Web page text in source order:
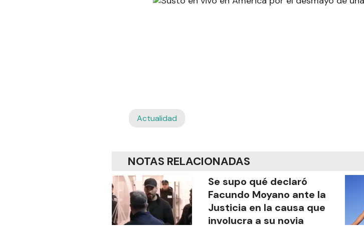
Actualidad
NOTAS RELACIONADAS
Se supo qué declaró
Facundo Moyano ante la
Justicia en la causa que
involucra a su novia